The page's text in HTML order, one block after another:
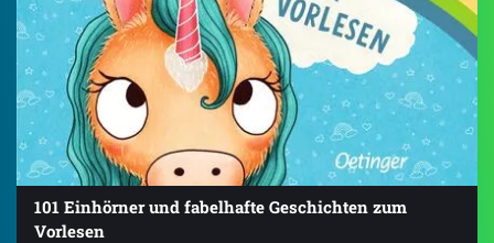
101 Einhörner und fabelhafte Geschichten zum
Vorlesen